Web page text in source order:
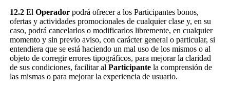
12.2El Operadorpodrá ofrecer a los Participantes bonos,
ofertas y actividades promocionales de cualquier clase y, en su
caso, podrá cancelarlos o modificarlos libremente, en cualquier
momento y sin previo aviso, con carácter general o particular, si
entendiera que se está haciendo un mal uso de los mismos o al
objeto de corregir errores tipográficos, para mejorar la claridad
de sus condiciones, facilitar al Participantela comprensión de
las mismas o para mejorar la experiencia de usuario.